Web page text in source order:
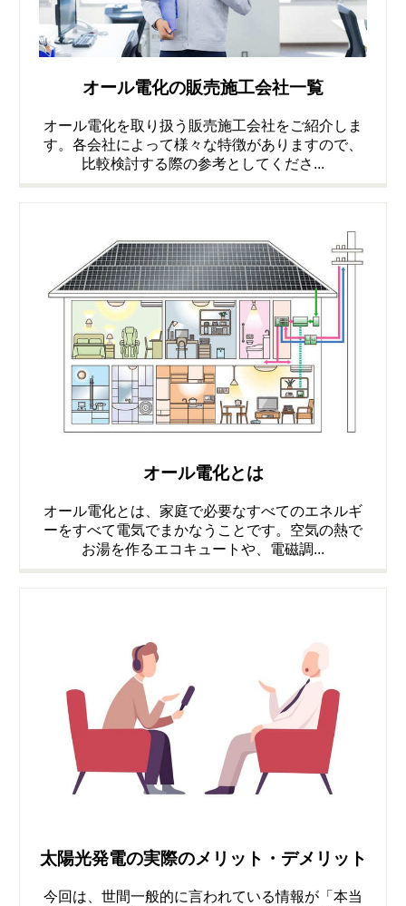
オール電化の販売施工会社一覧
オール電化を取り扱う販売施工会社をご紹介しま
す。各会社によって様々な特徴がありますので、
比較検討する際の参考としてくださ...
オール電化とは
オール電化とは、家庭で必要なすべてのエネルギ
ーをすべて電気でまかなうことです。空気の熱で
お湯を作るエコキュートや、電磁調...
太陽光発電の実際のメリット・デメリット
今回は、世間一般的に言われている情報が「本当